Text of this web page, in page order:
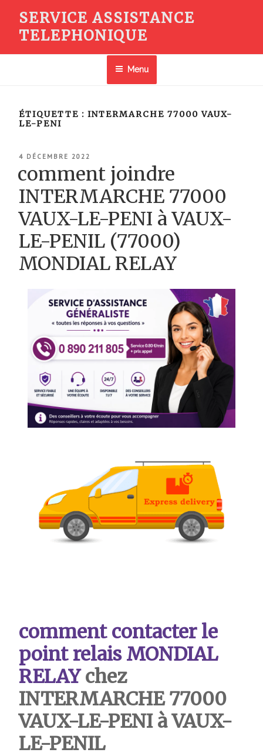
contenu
SERVICE ASSISTANCE
TELEPHONIQUE
Menu
ÉTIQUETTE : INTERMARCHE 77000 VAUX-
LE-PENI
PUBLIÉ
4 DÉCEMBRE 2022
comment joindre
INTERMARCHE 77000
VAUX-LE-PENI à VAUX-
LE-PENIL (77000)
MONDIAL RELAY
comment contacter le
point relais MONDIAL
RELAYchez
INTERMARCHE 77000
VAUX-LE-PENI à VAUX-
LE-PENIL